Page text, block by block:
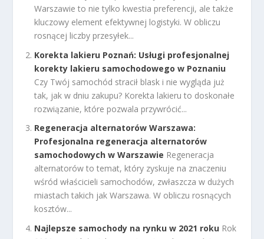
Warszawie to nie tylko kwestia preferencji, ale także
kluczowy element efektywnej logistyki. W obliczu
rosnącej liczby przesyłek...
Korekta lakieru Poznań: Usługi profesjonalnej
korekty lakieru samochodowego w Poznaniu
Czy Twój samochód stracił blask i nie wygląda już
tak, jak w dniu zakupu? Korekta lakieru to doskonałe
rozwiązanie, które pozwala przywrócić...
Regeneracja alternatorów Warszawa:
Profesjonalna regeneracja alternatorów
samochodowych w Warszawie Regeneracja
alternatorów to temat, który zyskuje na znaczeniu
wśród właścicieli samochodów, zwłaszcza w dużych
miastach takich jak Warszawa. W obliczu rosnących
kosztów...
Najlepsze samochody na rynku w 2021 roku Rok